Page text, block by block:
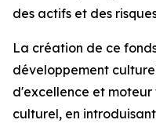
des actifs et des
La création de ce
développement
d'excellence et
culturel, en